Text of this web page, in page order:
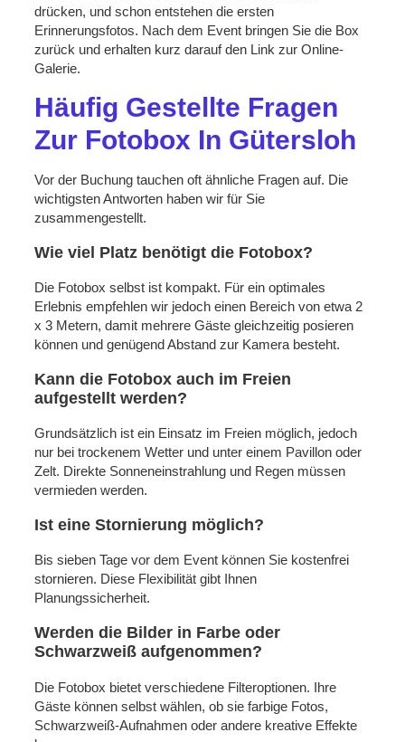
drücken, und schon entstehen die ersten
Erinnerungsfotos. Nach dem Event bringen Sie die Box
zurück und erhalten kurz darauf den Link zur Online-
Galerie.
Häufig Gestellte Fragen
Zur Fotobox In Gütersloh
Vor der Buchung tauchen oft ähnliche Fragen auf. Die
wichtigsten Antworten haben wir für Sie
zusammengestellt.
Wie viel Platz benötigt die Fotobox?
Die Fotobox selbst ist kompakt. Für ein optimales
Erlebnis empfehlen wir jedoch einen Bereich von etwa 2
x 3 Metern, damit mehrere Gäste gleichzeitig posieren
können und genügend Abstand zur Kamera besteht.
Kann die Fotobox auch im Freien
aufgestellt werden?
Grundsätzlich ist ein Einsatz im Freien möglich, jedoch
nur bei trockenem Wetter und unter einem Pavillon oder
Zelt. Direkte Sonneneinstrahlung und Regen müssen
vermieden werden.
Ist eine Stornierung möglich?
Bis sieben Tage vor dem Event können Sie kostenfrei
stornieren. Diese Flexibilität gibt Ihnen
Planungssicherheit.
Werden die Bilder in Farbe oder
Schwarzweiß aufgenommen?
Die Fotobox bietet verschiedene Filteroptionen. Ihre
Gäste können selbst wählen, ob sie farbige Fotos,
Schwarzweiß-Aufnahmen oder andere kreative Effekte